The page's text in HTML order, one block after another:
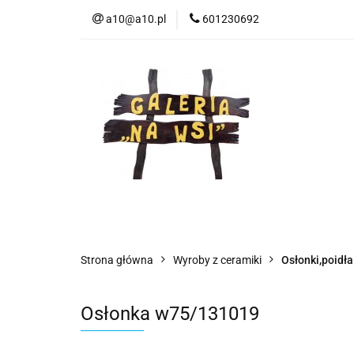
a10@a10.pl 601230692
Strona główna Wyroby z ceramiki Osłonki,poidła
Osłonka w75/131019